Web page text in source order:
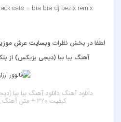
cats – bia bia dj bezix remix
لطفا در بخش نظرات وبسایت عرش
آهنگ بیا بیا (دیجی بزیکس) از
دانلود آهنگ دانلود آهنگ بیا بیا
کیفیت 320 + متن آهنگ